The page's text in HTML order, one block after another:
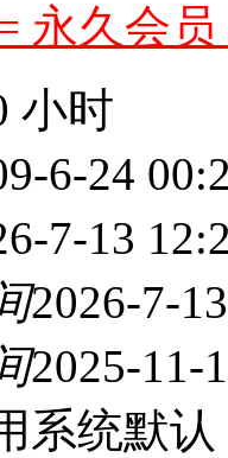
永久会员
小时
6-24
7-13
2026-7-
2025-11-
系统默认